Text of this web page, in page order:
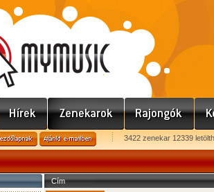
3422 zenekar 12339
Cím